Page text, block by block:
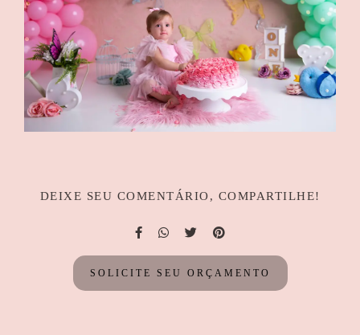
DEIXE SEU COMENTÁRIO, COMPARTILHE!
SOLICITE SEU ORÇAMENTO